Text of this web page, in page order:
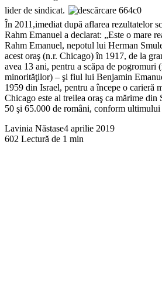
lider de sindicat.
În 2011,imediat după aflarea rezultatelor
Rahm Emanuel a declarat: „Este o mare
Rahm Emanuel, nepotul lui Herman
acest oraş (n.r. Chicago) în 1917, de la
avea 13 ani, pentru a scăpa de pogromuri
minorităţilor) – şi fiul lui Benjamin
1959 din Israel, pentru a începe o carieră
Chicago este al treilea oraş ca mărime din
50 şi 65.000 de români, conform ultimului
Lavinia Năstase4 aprilie 2019
602 Lectură de 1 min